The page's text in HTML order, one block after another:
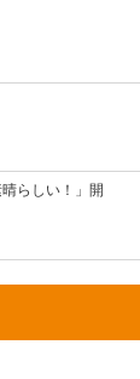
らしい！」開